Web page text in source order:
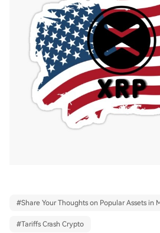
#Share Your Thoughts on Popular Assets in
#Tariffs Crash Crypto